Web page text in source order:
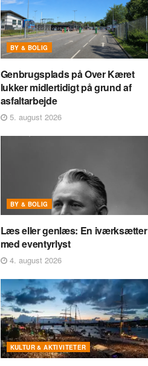
BY & BOLIG
Genbrugsplads på Over Kæret
lukker midlertidigt på grund af
asfaltarbejde
5. august 2026
BY & BOLIG
Læs eller genlæs: En iværksætter
med eventyrlyst
4. august 2026
KULTUR & AKTIVITETER